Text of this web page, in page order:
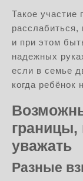
Такое участие
расслабиться,
и при этом
надежных
если в семье
когда ребёнок
границы,
уважать
Разные